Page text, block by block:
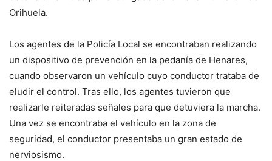
Orihuela.
Los agentes de la Policía Local se encontraban realizando
un dispositivo de prevención en la pedanía de Henares,
cuando observaron un vehículo cuyo conductor trataba de
eludir el control. Tras ello, los agentes tuvieron que
realizarle reiteradas señales para que detuviera la marcha.
Una vez se encontraba el vehículo en la zona de
seguridad, el conductor presentaba un gran estado de
nerviosismo.